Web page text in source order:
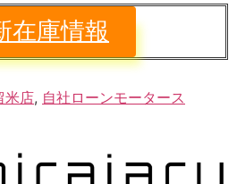
在庫情報
米店, 自社ローンモータース